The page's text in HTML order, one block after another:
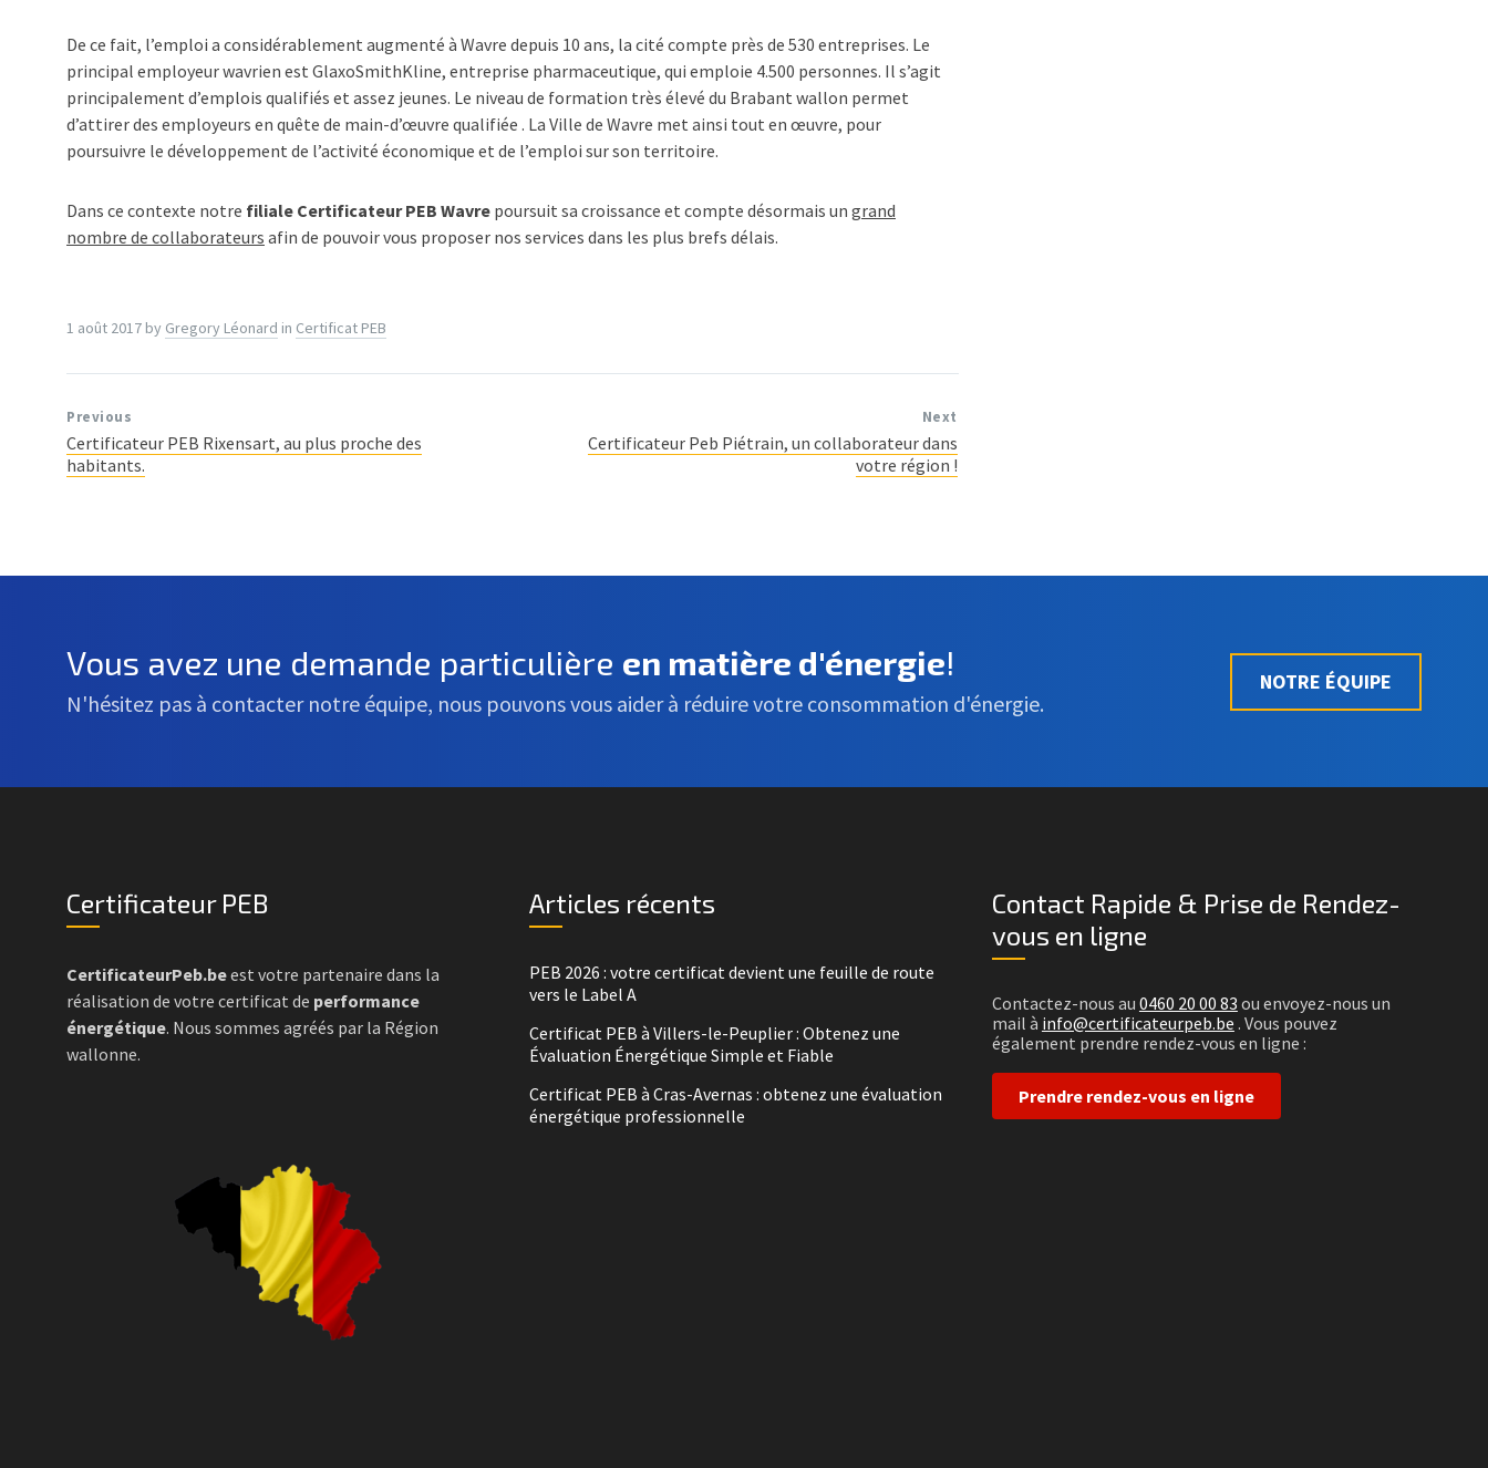
De ce fait, l’emploi a considérablement augmenté à Wavre depuis 10 ans, la cité compte près de 530 entreprises. Le
principal employeur wavrien est GlaxoSmithKline, entreprise pharmaceutique, qui emploie 4.500 personnes. Il s’agit
principalement d’emplois qualifiés et assez jeunes. Le niveau de formation très élevé du Brabant wallon permet
d’attirer des employeurs en quête de main-d’œuvre qualifiée . La Ville de Wavre met ainsi tout en œuvre, pour
poursuivre le développement de l’activité économique et de l’emploi sur son territoire.
Dans ce contexte notre filiale Certificateur PEB Wavre poursuit sa croissance et compte désormais un grand
nombre de collaborateurs afin de pouvoir vous proposer nos services dans les plus brefs délais.
1 août 2017 by Gregory Léonard in Certificat PEB
Previous
Certificateur PEB Rixensart, au plus proche des
habitants.
Next
Certificateur Peb Piétrain, un collaborateur dans
votre région !
Vous avez une demande particulière en matière d'énergie!
N'hésitez pas à contacter notre équipe, nous pouvons vous aider à réduire votre consommation d'énergie.
NOTRE ÉQUIPE
Certificateur PEB
CertificateurPeb.beest votre partenaire dans la
réalisation de votre certificat de performance
énergétique. Nous sommes agréés par la Région
wallonne.
Articles récents
PEB 2026 : votre certificat devient une feuille de route
vers le Label A
Certificat PEB à Villers-le-Peuplier : Obtenez une
Évaluation Énergétique Simple et Fiable
Certificat PEB à Cras-Avernas : obtenez une évaluation
énergétique professionnelle
Contact Rapide & Prise de Rendez-
vous en ligne
Contactez-nous au 0460 20 00 83 ou envoyez-nous un
mail à info@certificateurpeb.be . Vous pouvez
également prendre rendez-vous en ligne :
Prendre rendez-vous en ligne